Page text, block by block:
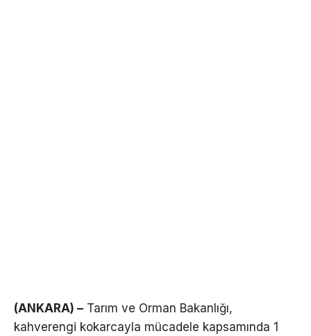
(ANKARA) – Tarım ve Orman Bakanlığı,
kahverengi kokarcayla mücadele kapsamında 1